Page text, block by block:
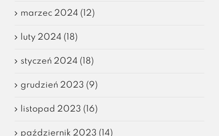
marzec 2024 (12)
luty 2024 (18)
styczeń 2024 (18)
grudzień 2023 (9)
listopad 2023 (16)
październik 2023 (14)